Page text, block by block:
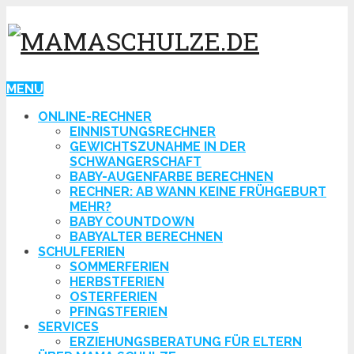
MENU
ONLINE-RECHNER
EINNISTUNGSRECHNER
GEWICHTSZUNAHME IN DER
SCHWANGERSCHAFT
BABY-AUGENFARBE BERECHNEN
RECHNER: AB WANN KEINE FRÜHGEBURT
MEHR?
BABY COUNTDOWN
BABYALTER BERECHNEN
SCHULFERIEN
SOMMERFERIEN
HERBSTFERIEN
OSTERFERIEN
PFINGSTFERIEN
SERVICES
ERZIEHUNGSBERATUNG FÜR ELTERN